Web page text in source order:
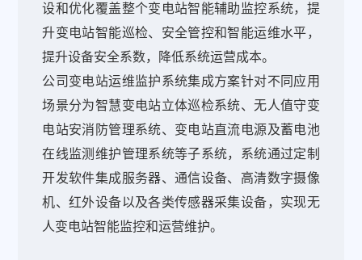
设和优化覆盖整个变电站智能辅助监控系统，提
升变电站智能巡检、安全管控和智能运维水平，
提升设备安全系数，降低系统运营成本。
公司变电站运维监护系统集成方案针对不同应用
场景分为智慧变电站立体巡检系统、无人值守变
电站安消防管理系统、变电站直流电源及蓄电池
在线监测维护管理系统等子系统，系统通过定制
开发软件集成服务器、通信设备、高清数字摄像
机、红外设备以及各类传感器采集设备，实现无
人变电站智能监控和运营维护。